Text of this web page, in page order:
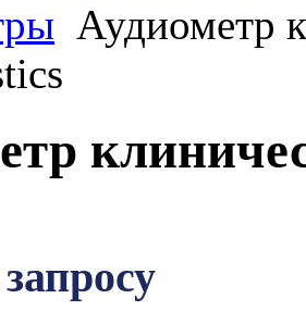
Аудиометр